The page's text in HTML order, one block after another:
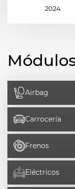
2024
Airbag
Carrocería
Frenos
Eléctricos